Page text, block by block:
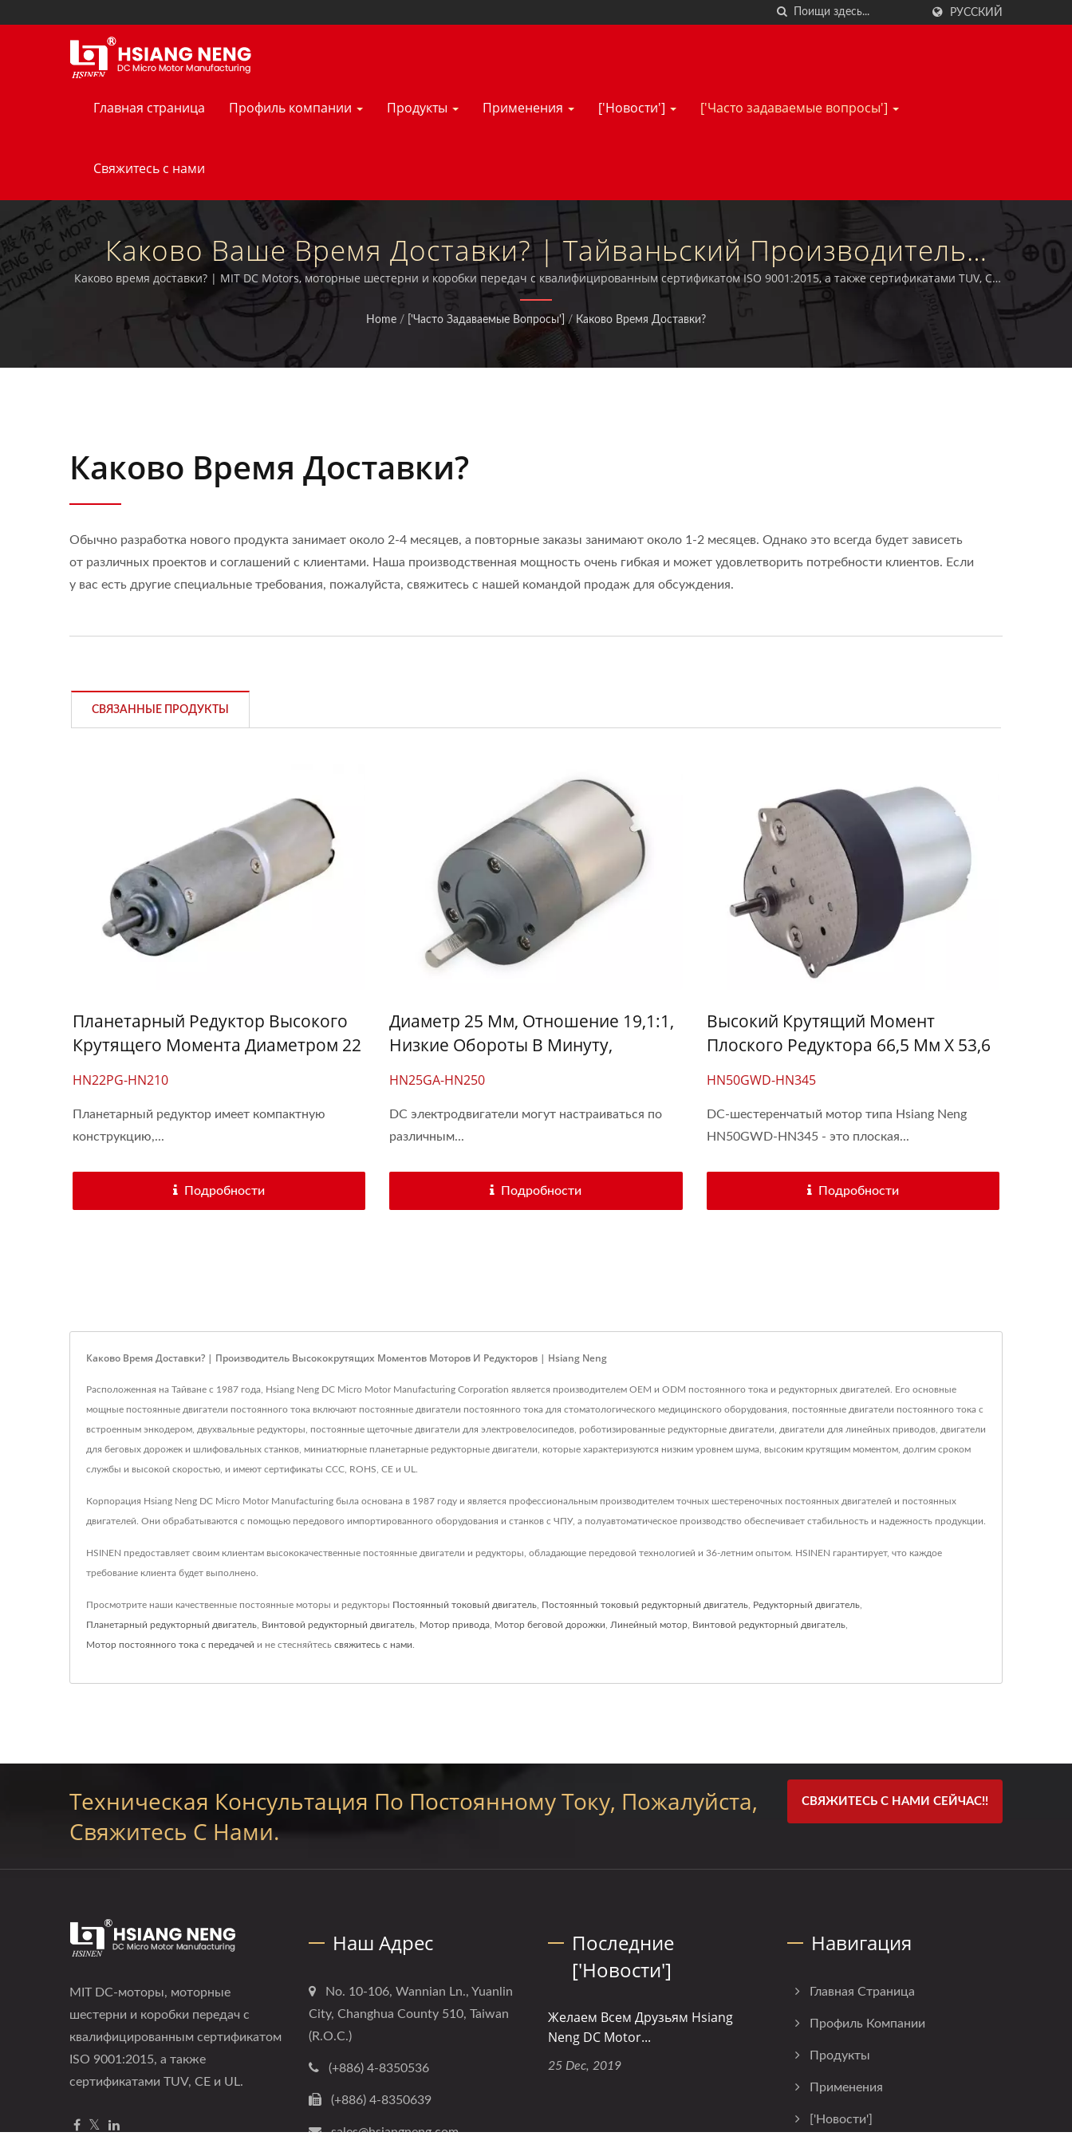
РУССКИЙ
Главная страница Профиль компании Продукты Применения ['Новости'] ['Часто задаваемые вопросы']
Свяжитесь с нами
Каково Ваше Время Доставки? | Тайваньский Производитель
Миниатюрных Червячных Редукторов И Электродвигателей |
Hsiang Neng
Каково время доставки? | MIT DC Motors, моторные шестерни и коробки передач с квалифицированным сертификатом ISO 9001:2015, а также сертификатами TUV, CE
и UL.
Home / ['Часто Задаваемые Вопросы'] / Каково Время Доставки?
Каково Время Доставки?
Обычно разработка нового продукта занимает около 2-4 месяцев, а повторные заказы занимают около 1-2 месяцев. Однако это всегда будет зависеть
от различных проектов и соглашений с клиентами. Наша производственная мощность очень гибкая и может удовлетворить потребности клиентов. Если
у вас есть другие специальные требования, пожалуйста, свяжитесь с нашей командой продаж для обсуждения.
СВЯЗАННЫЕ ПРОДУКТЫ
Планетарный Редуктор Высокого
Крутящего Момента Диаметром 22
HN22PG-HN210
Планетарный редуктор имеет компактную
конструкцию,...
Подробности
Диаметр 25 Мм, Отношение 19,1:1,
Низкие Обороты В Минуту,
HN25GA-HN250
DC электродвигатели могут настраиваться по
различным...
Подробности
Высокий Крутящий Момент
Плоского Редуктора 66,5 Мм X 53,6
HN50GWD-HN345
DC-шестеренчатый мотор типа Hsiang Neng
HN50GWD-HN345 - это плоская...
Подробности
Каково Время Доставки? | Производитель Высококрутящих Моментов Моторов И Редукторов | Hsiang Neng
Расположенная на Тайване с 1987 года, Hsiang Neng DC Micro Motor Manufacturing Corporation является производителем OEM и ODM постоянного тока и редукторных двигателей. Его основные
мощные постоянные двигатели постоянного тока включают постоянные двигатели постоянного тока для стоматологического медицинского оборудования, постоянные двигатели постоянного тока с
встроенным энкодером, двухвальные редукторы, постоянные щеточные двигатели для электровелосипедов, роботизированные редукторные двигатели, двигатели для линейных приводов, двигатели
для беговых дорожек и шлифовальных станков, миниатюрные планетарные редукторные двигатели, которые характеризуются низким уровнем шума, высоким крутящим моментом, долгим сроком
службы и высокой скоростью, и имеют сертификаты CCC, ROHS, CE и UL.
Корпорация Hsiang Neng DC Micro Motor Manufacturing была основана в 1987 году и является профессиональным производителем точных шестереночных постоянных двигателей и постоянных
двигателей. Они обрабатываются с помощью передового импортированного оборудования и станков с ЧПУ, а полуавтоматическое производство обеспечивает стабильность и надежность продукции.
HSINEN предоставляет своим клиентам высококачественные постоянные двигатели и редукторы, обладающие передовой технологией и 36-летним опытом. HSINEN гарантирует, что каждое
требование клиента будет выполнено.
Просмотрите наши качественные постоянные моторы и редукторы Постоянный токовый двигатель Постоянный токовый редукторный двигатель Редукторный двигатель
Планетарный редукторный двигатель Винтовой редукторный двигатель Мотор привода Мотор беговой дорожки Линейный мотор Винтовой редукторный двигатель
Мотор постоянного тока с передачей и не стесняйтесь свяжитесь с нами
Техническая Консультация По Постоянному Току, Пожалуйста,
Свяжитесь С Нами.
СВЯЖИТЕСЬ С НАМИ СЕЙЧАС!!
MIT DC-моторы, моторные
шестерни и коробки передач с
квалифицированным сертификатом
ISO 9001:2015, а также
сертификатами TUV, CE и UL.
Наш Адрес
No. 10-106, Wannian Ln., Yuanlin
City, Changhua County 510, Taiwan
(R.O.C.)
(+886) 4-8350536
(+886) 4-8350639
sales@hsiangneng.com
Последние
['Новости']
Желаем Всем Друзьям Hsiang
Neng DC Motor...
25 Dec, 2019
Навигация
Главная Страница
Профиль Компании
Продукты
Применения
['Новости']